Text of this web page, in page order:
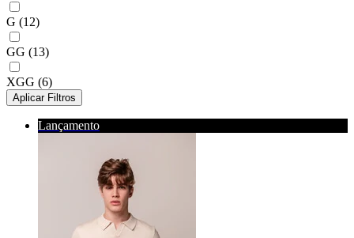
G (12)
GG (13)
XGG (6)
Aplicar Filtros